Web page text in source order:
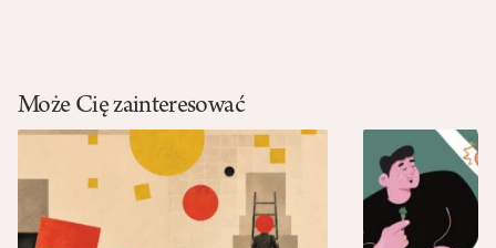
Może Cię zainteresować